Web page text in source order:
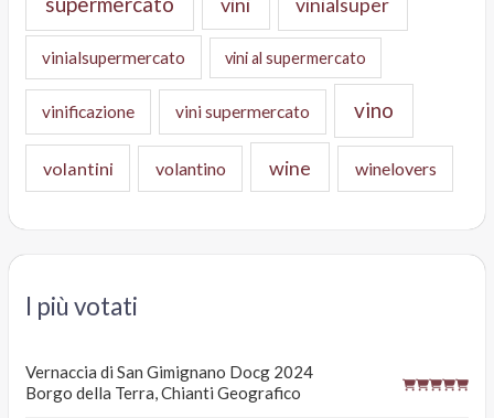
vinialsuper
vinialsupermercato vini al supermercato
vinificazione vini supermercato vino
volantini volantino wine winelovers
I più votati
Vernaccia di San Gimignano Docg 2024
Borgo della Terra, Chianti Geografico